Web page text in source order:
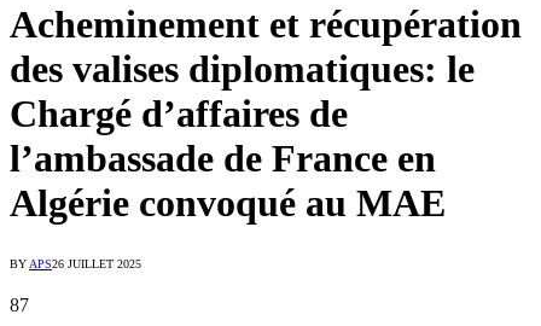
Acheminement et récupération
des valises diplomatiques: le
Chargé d’affaires de
l’ambassade de France en
Algérie convoqué au MAE
BYAPS26 JUILLET 2025
87